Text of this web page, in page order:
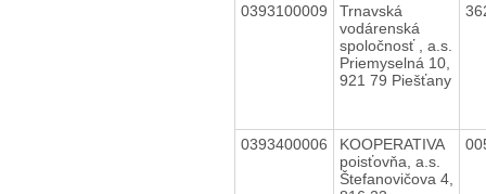
0393100009
Trnavská
vodárenská
spoločnosť , a.s.
Priemyselná 10,
921 79 Piešťany
0393400006
KOOPERATIVA
poisťovňa, a.s.
Štefanovičova 4,